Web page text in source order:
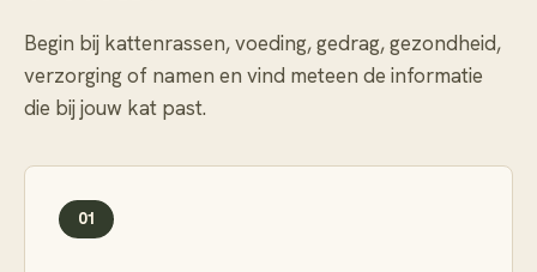
Begin bij kattenrassen, voeding, gedrag, gezondheid,
verzorging of namen en vind meteen de informatie
die bij jouw kat past.
01